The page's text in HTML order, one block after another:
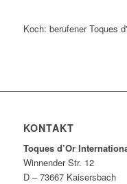
Koch: berufener Toques
KONTAKT
Toques d’Or
Winnender Str. 12
D – 73667 Kaisersbach